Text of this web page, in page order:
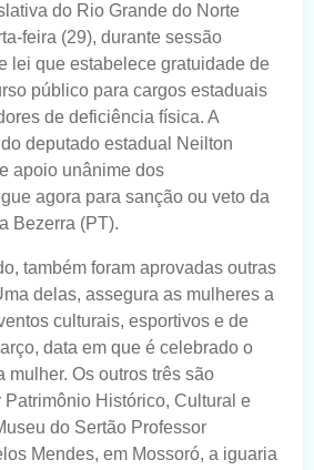
do Rio Grande do Norte
feira (29), durante sessão
lei que estabelece gratuidade de
público para cargos estaduais
de deficiência física. A
deputado estadual Neilton
apoio unânime dos
agora para sanção ou veto da
Bezerra (PT).
também foram aprovadas outras
delas, assegura as mulheres a
culturais, esportivos e de
data em que é celebrado o
mulher. Os outros três são
Patrimônio Histórico, Cultural e
do Sertão Professor
Mendes, em Mossoró, a iguaria